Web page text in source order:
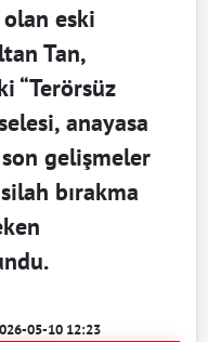
eski
Tan,
“Terörsüz
anayasa
gelişmeler
bırakma
05-10 12:23